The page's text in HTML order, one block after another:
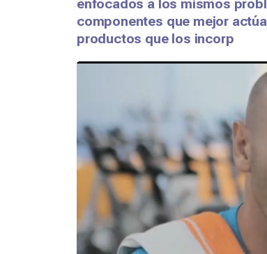
enfocados a los mismos
componentes que mejor
productos que los incorp